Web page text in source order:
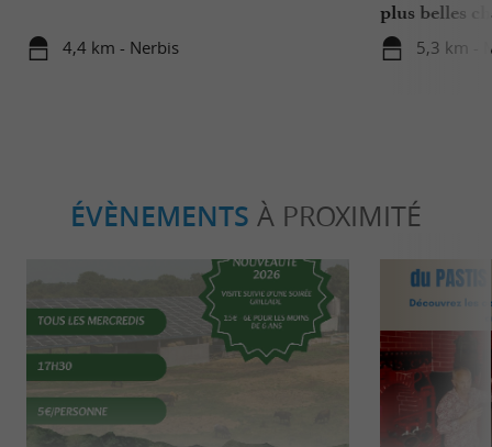
4,4 km - Nerbis
plus belles
5,3 km -
ÉVÈNEMENTS À PROXIMITÉ